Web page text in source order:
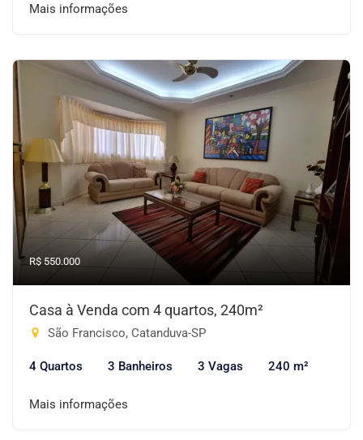
Mais informações
R$ 550.000
Casa à Venda com 4 quartos, 240m²
São Francisco, Catanduva-SP
4 Quartos 3 Banheiros 3 Vagas 240 m²
Mais informações